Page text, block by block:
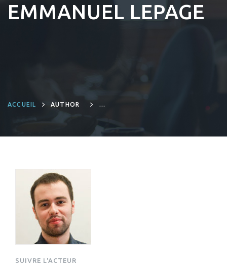
EMMANUEL LEPAGE
ACCUEIL
AUTHOR
EMMANUEL LEPAGE
SUIVRE L'ACTEUR